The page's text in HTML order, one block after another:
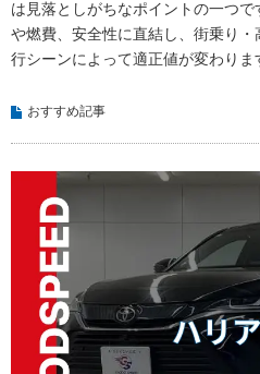
は見落としがちなポイントの一つ
や燃費、安全性に直結し、街乗り
行シーンによって適正値が変わりま
おすすめ記事